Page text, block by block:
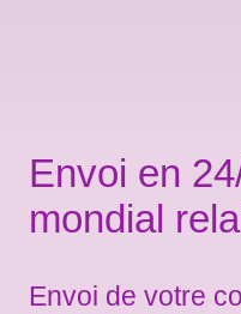
Envoi en
mondial
Envoi de votre